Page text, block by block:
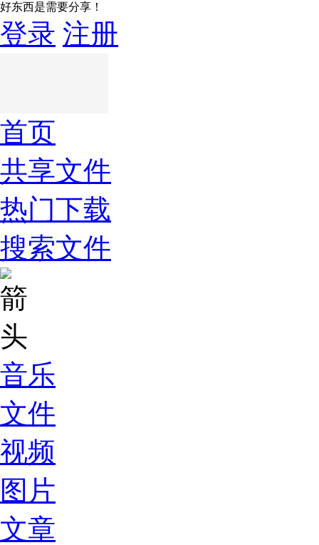
好东西是需要分享！
登录 注册
首页
共享文件
热门下载
搜索文件
音乐
文件
视频
图片
文章